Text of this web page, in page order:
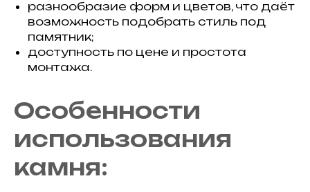
разнообразие форм и цветов, что даёт
возможность подобрать стиль под
памятник;
доступность по цене и простота
монтажа.
Особенности
использования
камня: